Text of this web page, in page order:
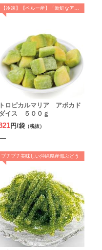
トロピカルマリア アボカド
イス ５００ｇ
円/袋 （税抜）
プチプチ美味しい沖縄県産海ぶどう